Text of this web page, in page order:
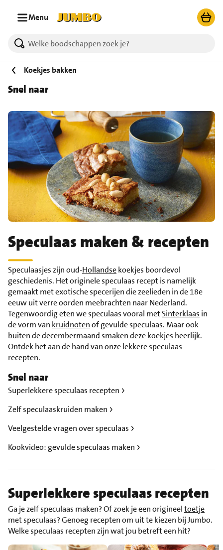
Menu
Koekjes bakken
Snel naar
Speculaas maken & recepten
Speculaasjes zijn oud-Hollandsekoekjes boordevol
geschiedenis. Het originele speculaas recept is namelijk
gemaakt met exotische specerijen die zeelieden in de 18e
eeuw uit verre oorden meebrachten naar Nederland.
Tegenwoordig eten we speculaas vooral metSinterklaas in
de vorm van kruidnotenof gevulde speculaas. Maar ook
buiten de decembermaand smaken dezekoekjes heerlijk.
Ontdek het aan de hand van onze lekkere speculaas
recepten.
Snel naar
Superlekkere speculaas recepten
Zelf speculaaskruiden maken
Veelgestelde vragen over speculaas
Kookvideo: gevulde speculaas maken
Superlekkere speculaas recepten
Ga je zelf speculaas maken? Of zoek je een origineeltoetje
met speculaas? Genoeg recepten om uit te kiezen bij Jumbo.
Welke speculaas recepten zijn wat jou betreft een hit?